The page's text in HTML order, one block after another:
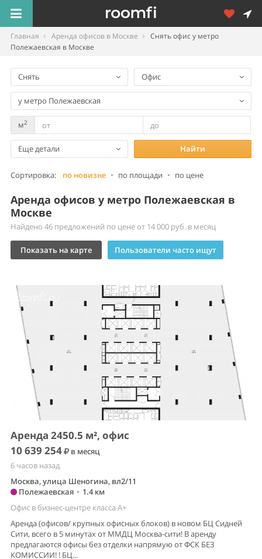
Главная Аренда офисов в Москве
Снять офис у метро
Полежаевская в Москве
Снять Офис
у метро Полежаевская
м2
Еще детали Найти
Сортировка: по новизне • по площади • по цене
Аренда офисов у метро Полежаевская в
Москве
Найдено 46 предложений по цене от 14 000 руб. в месяц
Показать на карте Пользователи часто ищут
Аренда 2450.5 м², офис
10 639 254
в месяц
6 часов назад
Москва, улица Шеногина, вл2/11
Полежаевская • 1.4 км
Офис в бизнес-центре класса A+
Аренда (офисов/ крупных офисных блоков) в новом БЦ Сидней
Сити, всего в 5 минутах от ММДЦ Москва-сити! В аренду
предлагаются офисы без отделки напрямую от ФСК БЕЗ
КОМИССИИ! ! БЦ...